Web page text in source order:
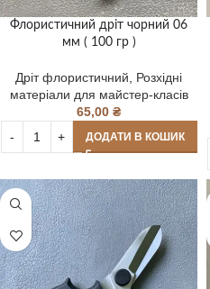
Флористичний дріт чорний 06
мм ( 100 гр )
Дріт флористичний, Розхідні
матеріали для майстер-класів
65,00 ₴
ДОДАТИ В КОШИК